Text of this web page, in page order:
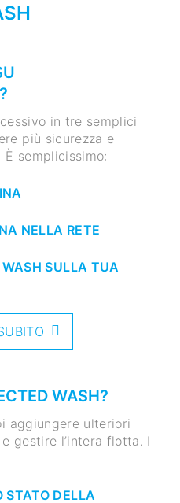
in tre semplici
più sicurezza e
È semplicissimo:
NELLA RETE
SULLA TUA
WASH?
aggiungere ulteriori
gestire l’intera flotta. I
STATO DELLA